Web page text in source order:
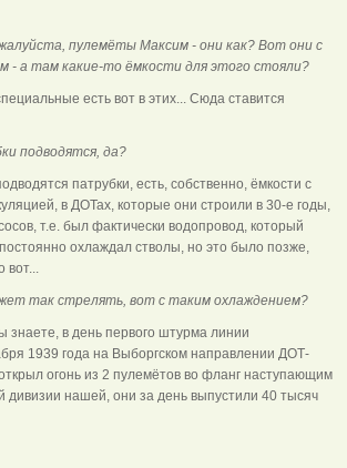
пулемёты Максим - они как? Вот они с
- а там какие-то ёмкости для этого стояли?
есть вот в этих... Сюда ставится
подводятся, да?
патрубки, есть, собственно, ёмкости с
в ДОТах, которые они строили в 30-е годы,
т.е. был фактически водопровод, который
охлаждал стволы, но это было позже,
вот...
так стрелять, вот с таким охлаждением?
знаете, в день первого штурма линии
1939 года на Выборгском направлении ДОТ-
огонь из 2 пулемётов во фланг наступающим
дивизии нашей, они за день выпустили 40 тысяч